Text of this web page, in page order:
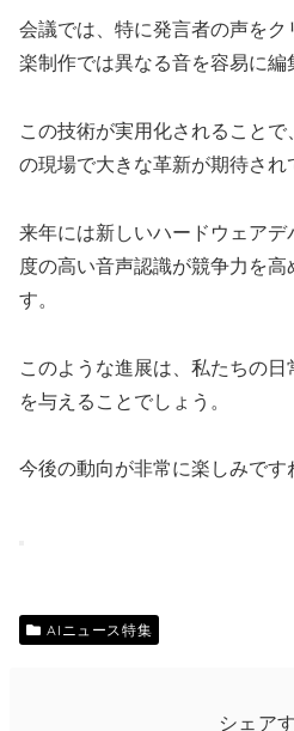
会議では、特に発言者の声を
楽制作では異なる音を容易に編
この技術が実用化されること
の現場で大きな革新が期待され
来年には新しいハードウェア
度の高い音声認識が競争力を高
す。
このような進展は、私たちの
を与えることでしょう。
今後の動向が非常に楽しみです
AIニュース特集
シェア